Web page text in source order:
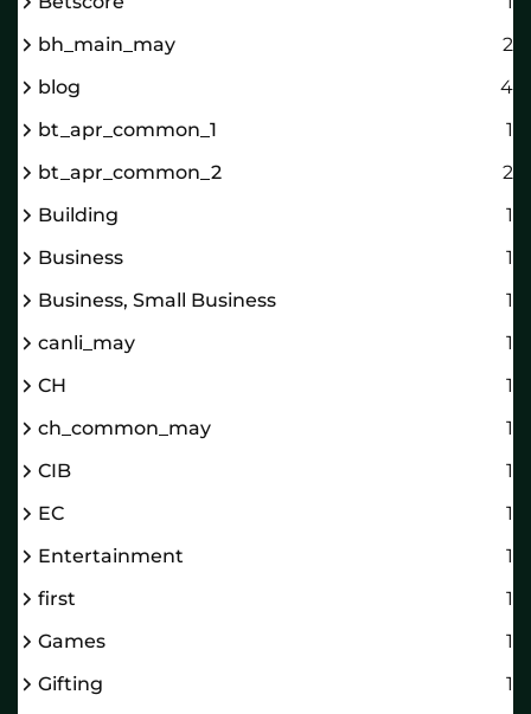
bh_main_may
2
blog
4
bt_apr_common_1
1
bt_apr_common_2
2
Building
1
Business
1
Business, Small Business
1
canli_may
1
CH
1
ch_common_may
1
CIB
1
EC
1
Entertainment
1
first
1
Games
1
Gifting
1